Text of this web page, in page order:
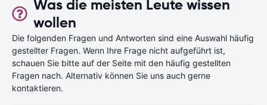
Was die meisten Leute wissen
wollen
Die folgenden Fragen und Antworten sind eine Auswahl häufig
gestellter Fragen. Wenn Ihre Frage nicht aufgeführt ist,
schauen Sie bitte auf der Seite mit den häufig gestellten
Fragen nach. Alternativ können Sie uns auch gerne
kontaktieren.